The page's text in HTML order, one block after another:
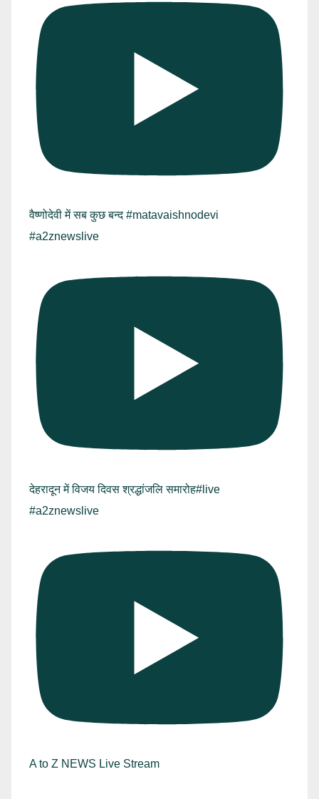
वैष्णोदेवी में सब कुछ बन्द #matavaishnodevi
#a2znewslive
देहरादून में विजय दिवस श्रद्धांजलि समारोह#live
#a2znewslive
A to Z NEWS Live Stream